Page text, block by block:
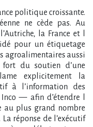
politique croissante.
ne cède pas. Au
la France et l​
pour un étiquetage
agroalimentaires aussi
fort du soutien d​‌’une
explicitement la
à l​‌’information des
— afin d​‌’étendre l​
au plus grand nombre
réponse de l​‌’exécutif